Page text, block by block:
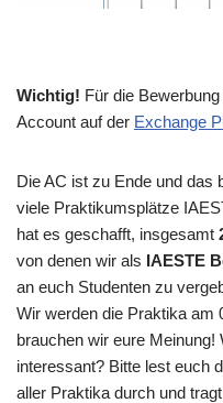
Wichtig! Für die
Account auf der Exchange
Die AC ist zu Ende und das
viele Praktikumsplätze
hat es geschafft, insgesamt
von denen wir als IAESTE
an euch Studenten zu
Wir werden die Praktika am
brauchen wir eure
interessant? Bitte lest euch
aller Praktika durch und